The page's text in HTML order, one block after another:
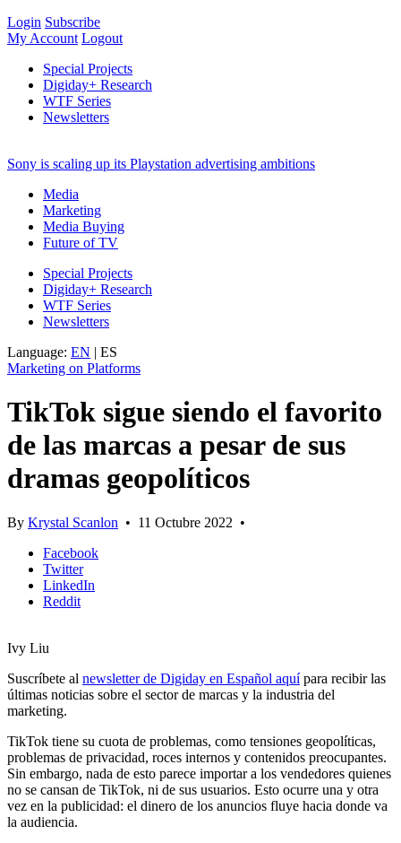
Login Subscribe
My Account Logout
Special Projects
Digiday+ Research
WTF Series
Newsletters
Sony is scaling up its Playstation advertising ambitions
Media
Marketing
Media Buying
Future of TV
Special Projects
Digiday+ Research
WTF Series
Newsletters
Language: EN | ES
Marketing on Platforms
TikTok sigue siendo el favorito
de las marcas a pesar de sus
dramas geopolíticos
By Krystal Scanlon • 11 Octubre 2022 •
Facebook
Twitter
LinkedIn
Reddit
Ivy Liu
Suscríbete al newsletter de Digiday en Español aquípara recibir las
últimas noticias sobre el sector de marcas y la industria del
marketing.
TikTok tiene su cuota de problemas, como tensiones geopolíticas,
problemas de privacidad, roces internos y contenidos preocupantes.
Sin embargo, nada de esto parece importar a los vendedores quienes
no se cansan de TikTok, ni de sus usuarios. Esto ocurre una y otra
vez en la publicidad: el dinero de los anuncios fluye hacia donde va
la audiencia.